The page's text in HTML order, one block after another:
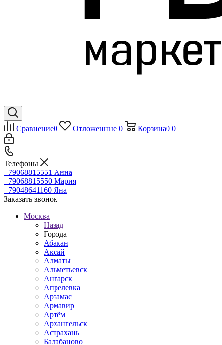
Сравнение0 Отложенные 0 Корзина0 0
Телефоны
+79068815551 Анна
+79068815550 Мария
+79048641160 Яна
Заказать звонок
Москва
Назад
Города
Абакан
Аксай
Алматы
Альметьевск
Ангарск
Апрелевка
Арзамас
Армавир
Артём
Архангельск
Астрахань
Балабаново